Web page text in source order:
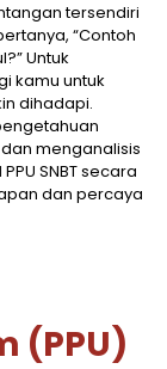
tersendiri
“Contoh
Untuk
kamu untuk
dihadapi.
menganalisis
SNBT secara
dan percaya
(PPU)